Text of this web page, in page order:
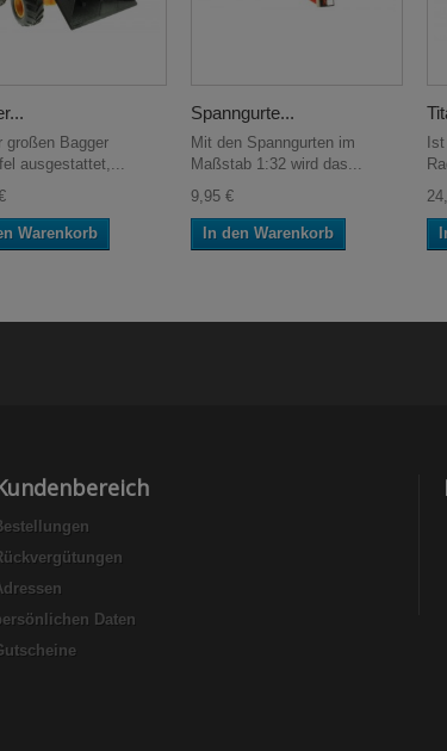
großen Bagger
ausgestattet,...
Warenkorb
Spanngurte...
Mit den Spanngurten im
Maßstab 1:32 wird das...
9,95 €
In den Warenkorb
Daten